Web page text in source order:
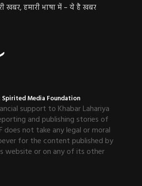
खबर, हमारी भाषा में – ये है खबर
Media Foundation
support to Khabar Lahariya
and publishing stories of
does not take any legal or moral
for the content published by
website or on any of its other